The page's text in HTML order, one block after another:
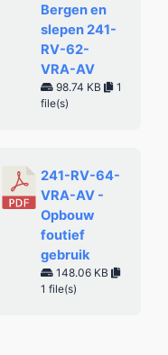
Bergen en
slepen 241-
RV-62-
VRA-AV
98.74 KB
1
file(s)
241-RV-64-
VRA-AV -
Opbouw
foutief
gebruik
148.06 KB
1 file(s)